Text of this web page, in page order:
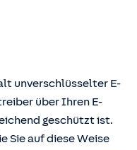
unverschlüsselter E-
über Ihren E-
geschützt ist.
Sie auf diese Weise